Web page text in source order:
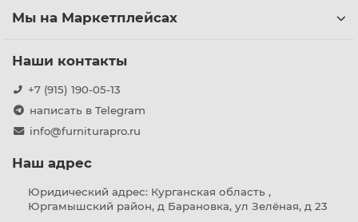
Мы на Маркетплейсах
Наши контакты
+7 (915) 190-05-13
написать в Telegram
info@furniturapro.ru
Наш адрес
Юридический адрес: Курганская область ,
Юргамышский район, д Барановка, ул Зелёная, д 23